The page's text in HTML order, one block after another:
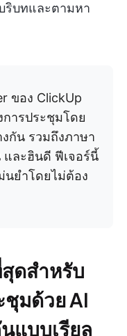
ริบทและตามหา
ของ ClickUp
ารประชุมโดย
กัน รวมถึงภาษา
และฮินดี ฟีเจอร์นี้
นยำโดยไม่ต้อง
ดสำหรับ
ชุมด้วย AI
แบบเรียล